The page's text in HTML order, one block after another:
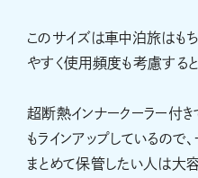
このサイズは車中泊旅はも
やすく使用頻度も考慮すると
超断熱インナークーラー付
もラインアップしているの
まとめて保管したい人は大